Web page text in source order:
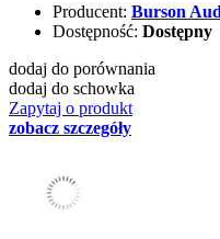
Producent: Burson
Dostępność: Dostępny
dodaj do porównania
dodaj do schowka
Zapytaj o produkt
zobacz szczegóły